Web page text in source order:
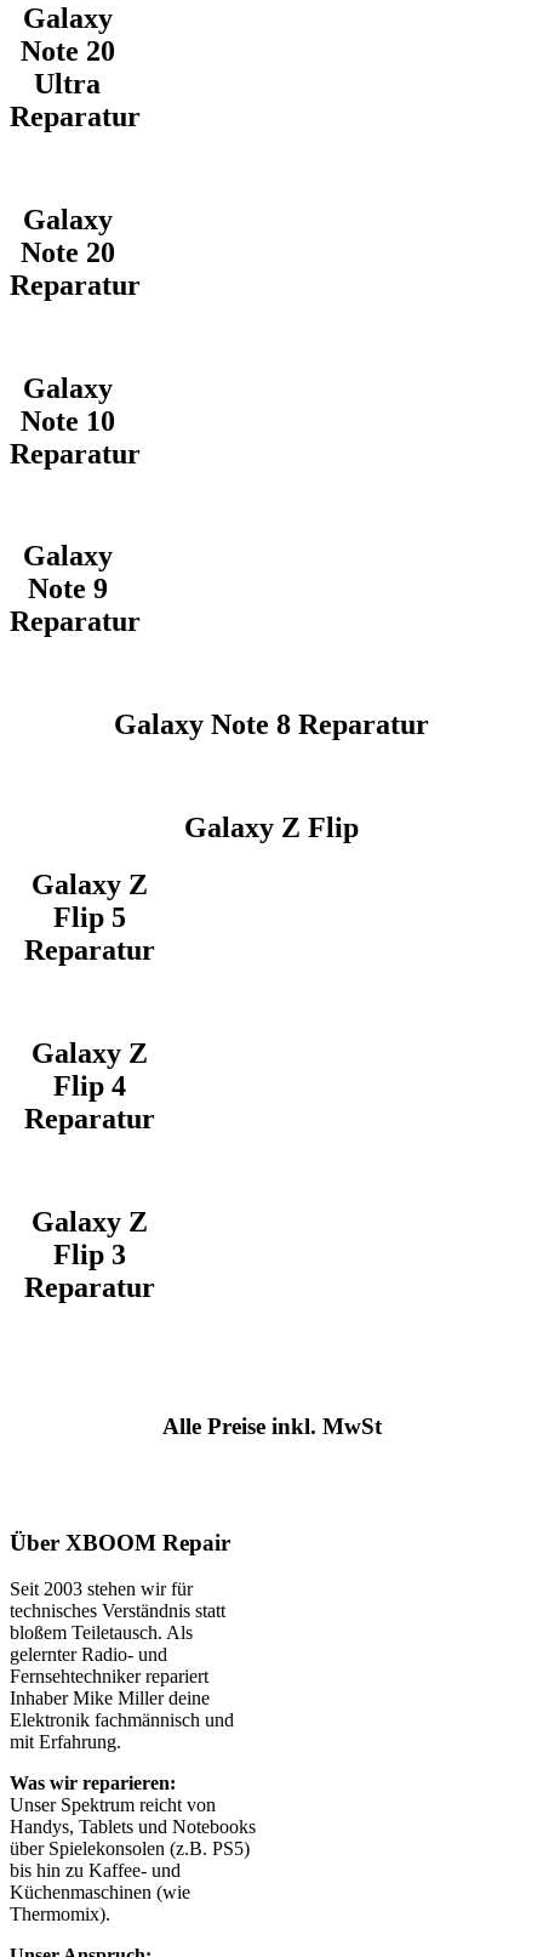
Galaxy
Note 20
Ultra
Reparatur
Galaxy
Note 20
Reparatur
Galaxy
Note 10
Reparatur
Galaxy
Note 9
Reparatur
Galaxy Note 8 Reparatur
Galaxy Z Flip
Galaxy Z
Flip 5
Reparatur
Galaxy Z
Flip 4
Reparatur
Galaxy Z
Flip 3
Reparatur
Alle Preise inkl. MwSt
Über XBOOM Repair
Seit 2003 stehen wir für
technisches Verständnis statt
bloßem Teiletausch. Als
gelernter Radio- und
Fernsehtechniker repariert
Inhaber Mike Miller deine
Elektronik fachmännisch und
mit Erfahrung.
Was wir reparieren:
Unser Spektrum reicht von
Handys, Tablets und Notebooks
über Spielekonsolen (z.B. PS5)
bis hin zu Kaffee- und
Küchenmaschinen (wie
Thermomix).